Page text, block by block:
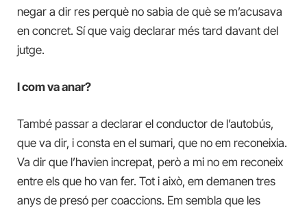
negar a dir res perquè no sabia de què se m’acusava
en concret. Sí que vaig declarar més tard davant del
jutge.
I com va anar?
També passar a declarar el conductor de l’autobús,
que va dir, i consta en el sumari, que no em reconeixia.
Va dir que l’havien increpat, però a mi no em reconeix
entre els que ho van fer. Tot i això, em demanen tres
anys de presó per coaccions. Em sembla que les